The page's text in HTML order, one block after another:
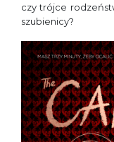
czy trójce
szubienicy?